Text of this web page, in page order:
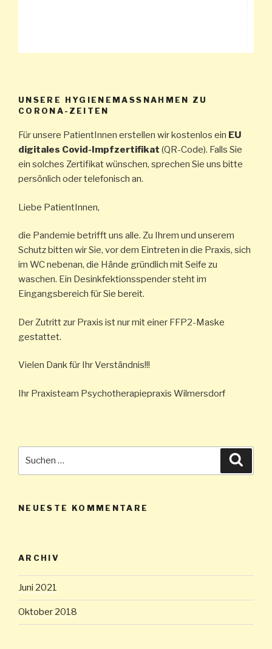
UNSERE HYGIENEMASSNAHMEN ZU C
ORONA-ZEITEN
Für unsere PatientInnen erstellen wir kostenlos ein EU
digitales Covid-Impfzertifikat (QR-Code). Falls Sie
ein solches Zertifikat wünschen, sprechen Sie uns bitte
persönlich oder telefonisch an.
Liebe PatientInnen,
die Pandemie betrifft uns alle. Zu Ihrem und unserem
Schutz bitten wir Sie, vor dem Eintreten in die Praxis, sich
im WC nebenan, die Hände gründlich mit Seife zu
waschen. Ein Desinkfektionsspender steht im
Eingangsbereich für Sie bereit.
Der Zutritt zur Praxis ist nur mit einer FFP2-Maske
gestattet.
Vielen Dank für Ihr Verständnis!!!
Ihr Praxisteam Psychotherapiepraxis Wilmersdorf
NEUESTE KOMMENTARE
ARCHIV
Juni 2021
Oktober 2018